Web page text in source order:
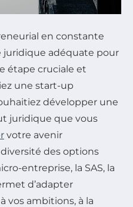
en constante
juridique adéquate pour
étape cruciale et
une start-up
développer une
juridique que vous
votre avenir
diversité des options
entreprise, la SAS, la
d’adapter
vos ambitions, à la